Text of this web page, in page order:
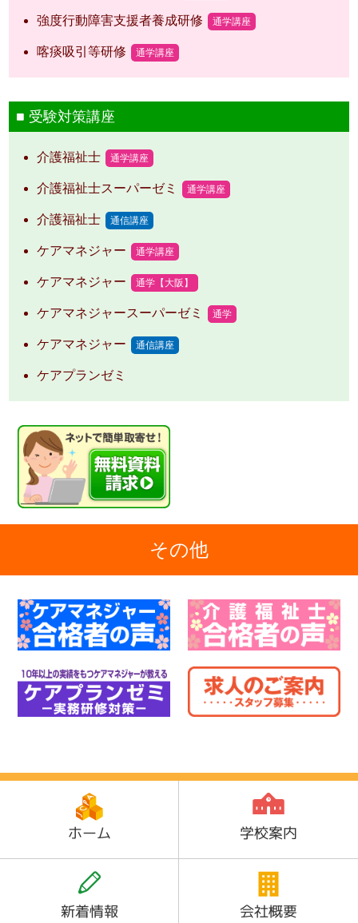
強度行動障害支援者養成研修 通学講座
喀痰吸引等研修 通学講座
受験対策講座
介護福祉士 通学講座
介護福祉士スーパーゼミ 通学講座
介護福祉士 通信講座
ケアマネジャー 通学講座
ケアマネジャー 通学【大阪】
ケアマネジャースーパーゼミ 通学
ケアマネジャー 通信講座
ケアプランゼミ
その他
ホーム 学校案内
新着情報 会社概要